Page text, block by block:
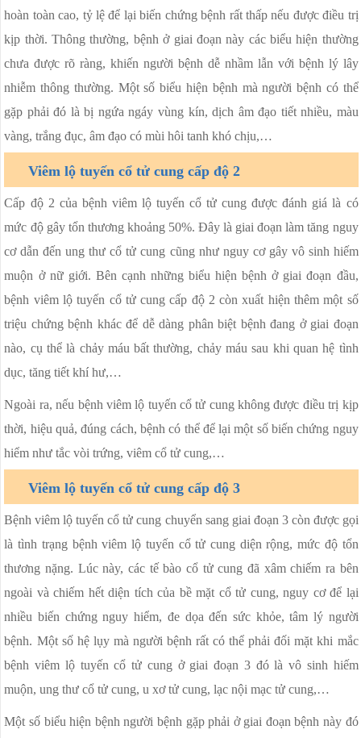
hoàn toàn cao, tỷ lệ để lại biến chứng bệnh rất thấp nếu được điều trị
kịp thời. Thông thường, bệnh ở giai đoạn này các biểu hiện thường
chưa được rõ ràng, khiến người bệnh dễ nhầm lẫn với bệnh lý lây
nhiễm thông thường. Một số biểu hiện bệnh mà người bệnh có thể
gặp phải đó là bị ngứa ngáy vùng kín, dịch âm đạo tiết nhiều, màu
vàng, trắng đục, âm đạo có mùi hôi tanh khó chịu,…
Viêm lộ tuyến cổ tử cung cấp độ 2
Cấp độ 2 của bệnh viêm lộ tuyến cổ tử cung được đánh giá là có
mức độ gây tổn thương khoảng 50%. Đây là giai đoạn làm tăng nguy
cơ dẫn đến ung thư cổ tử cung cũng như nguy cơ gây vô sinh hiếm
muộn ở nữ giới. Bên cạnh những biểu hiện bệnh ở giai đoạn đầu,
bệnh viêm lộ tuyến cổ tử cung cấp độ 2 còn xuất hiện thêm một số
triệu chứng bệnh khác để dễ dàng phân biệt bệnh đang ở giai đoạn
nào, cụ thể là chảy máu bất thường, chảy máu sau khi quan hệ tình
dục, tăng tiết khí hư,…
Ngoài ra, nếu bệnh viêm lộ tuyến cổ tử cung không được điều trị kịp
thời, hiệu quả, đúng cách, bệnh có thể để lại một số biến chứng nguy
hiểm như tắc vòi trứng, viêm cổ tử cung,…
Viêm lộ tuyến cổ tử cung cấp độ 3
Bệnh viêm lộ tuyến cổ tử cung chuyển sang giai đoạn 3 còn được gọi
là tình trạng bệnh viêm lộ tuyến cổ tử cung diện rộng, mức độ tổn
thương nặng. Lúc này, các tế bào cổ tử cung đã xâm chiếm ra bên
ngoài và chiếm hết diện tích của bề mặt cổ tử cung, nguy cơ để lại
nhiều biến chứng nguy hiểm, đe dọa đến sức khỏe, tâm lý người
bệnh. Một số hệ lụy mà người bệnh rất có thể phải đối mặt khi mắc
bệnh viêm lộ tuyến cổ tử cung ở giai đoạn 3 đó là vô sinh hiếm
muộn, ung thư cổ tử cung, u xơ tử cung, lạc nội mạc tử cung,…
Một số biểu hiện bệnh người bệnh gặp phải ở giai đoạn bệnh này đó